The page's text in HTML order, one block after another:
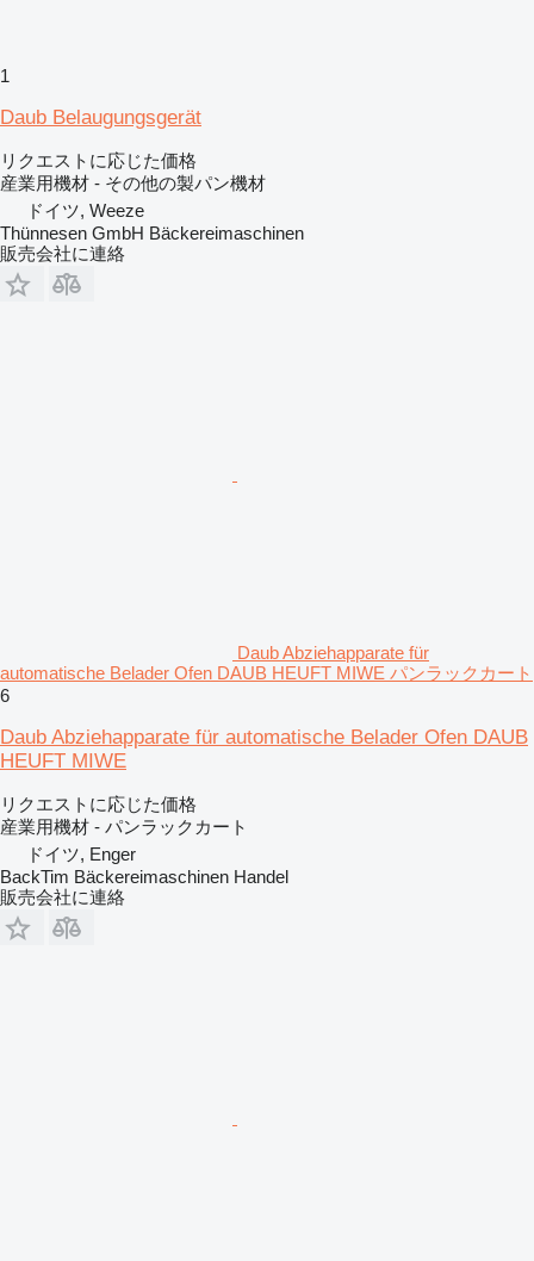
1
Daub Belaugungsgerät
リクエストに応じた価格
産業用機材 - その他の製パン機材
ドイツ, Weeze
Thünnesen GmbH Bäckereimaschinen
販売会社に連絡
Daub Abziehapparate für
automatische Belader Ofen DAUB HEUFT MIWE パンラックカート
6
Daub Abziehapparate für automatische Belader Ofen DAUB
HEUFT MIWE
リクエストに応じた価格
産業用機材 - パンラックカート
ドイツ, Enger
BackTim Bäckereimaschinen Handel
販売会社に連絡